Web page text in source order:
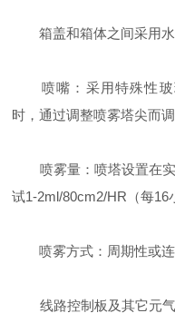
箱盖和箱体之间采用水
喷嘴：采用特殊性玻
时，通过调整喷雾塔尖而
喷雾量：喷塔设置在实
试1-2ml/80cm2/HR（每16
喷雾方式：周期性或连
线路控制板及其它元气